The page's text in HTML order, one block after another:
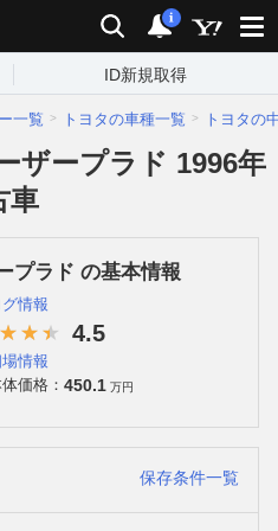
検索 通知
i
ID新規取得
一覧 トヨタの車種一覧 トヨタの
ザープラド 1996年
車
プラド の基本情報
情報
4.5
情報
価格： 450.1 万円
保存条件一覧